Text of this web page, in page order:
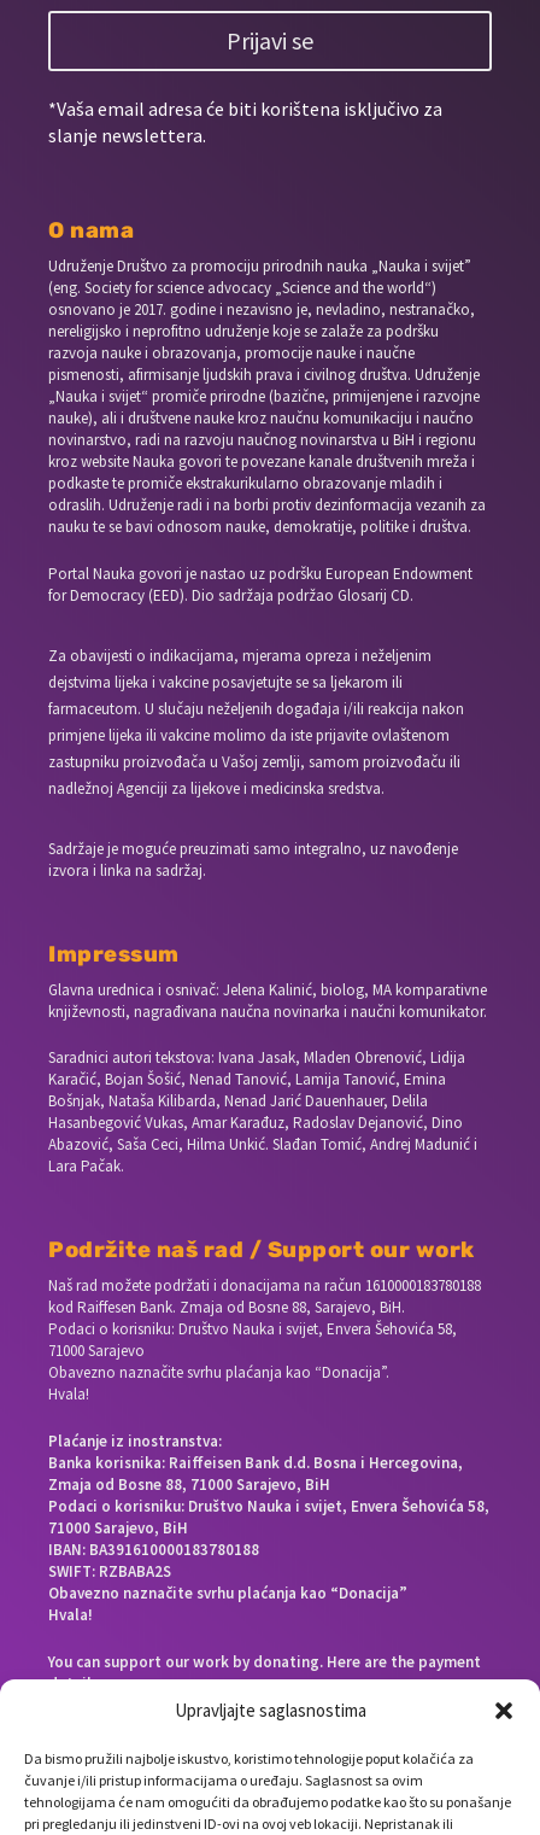
Upravljajte saglasnostima
Da bismo pružili najbolje iskustvo, koristimo tehnologije poput kolačića za
čuvanje i/ili pristup informacijama o uređaju. Saglasnost sa ovim
tehnologijama će nam omogućiti da obrađujemo podatke kao što su ponašanje
pri pregledanju ili jedinstveni ID-ovi na ovoj veb lokaciji. Nepristanak ili
Prijavi se
*Vaša email adresa će biti korištena isključivo za
slanje newslettera.
O nama
Udruženje Društvo za promociju prirodnih nauka „Nauka i svijet”
(eng. Society for science advocacy „Science and the world“)
osnovano je 2017. godine i nezavisno je, nevladino, nestranačko,
nereligijsko i neprofitno udruženje koje se zalaže za podršku
razvoja nauke i obrazovanja, promocije nauke i naučne
pismenosti, afirmisanje ljudskih prava i civilnog društva. Udruženje
„Nauka i svijet“ promiče prirodne (bazične, primijenjene i razvojne
nauke), ali i društvene nauke kroz naučnu komunikaciju i naučno
novinarstvo, radi na razvoju naučnog novinarstva u BiH i regionu
kroz website Nauka govori te povezane kanale društvenih mreža i
podkaste te promiče ekstrakurikularno obrazovanje mladih i
odraslih. Udruženje radi i na borbi protiv dezinformacija vezanih za
nauku te se bavi odnosom nauke, demokratije, politike i društva.
Portal Nauka govori je nastao uz podršku European Endowment
for Democracy (EED). Dio sadržaja podržao Glosarij CD.
Za obavijesti o indikacijama, mjerama opreza i neželjenim
dejstvima lijeka i vakcine posavjetujte se sa ljekarom ili
farmaceutom. U slučaju neželjenih događaja i/ili reakcija nakon
primjene lijeka ili vakcine molimo da iste prijavite ovlaštenom
zastupniku proizvođača u Vašoj zemlji, samom proizvođaču ili
nadležnoj Agenciji za lijekove i medicinska sredstva.
Sadržaje je moguće preuzimati samo integralno, uz navođenje
izvora i linka na sadržaj.
Impressum
Glavna urednica i osnivač: Jelena Kalinić, biolog, MA komparativne
književnosti, nagrađivana naučna novinarka i naučni komunikator.
Saradnici autori tekstova: Ivana Jasak, Mladen Obrenović, Lidija
Karačić, Bojan Šošić, Nenad Tanović, Lamija Tanović, Emina
Bošnjak, Nataša Kilibarda, Nenad Jarić Dauenhauer, Delila
Hasanbegović Vukas, Amar Karađuz, Radoslav Dejanović, Dino
Abazović, Saša Ceci, Hilma Unkić. Slađan Tomić, Andrej Madunić i
Lara Pačak.
Podržite naš rad / Support our work
Naš rad možete podržati i donacijama na račun 1610000183780188
kod Raiffesen Bank. Zmaja od Bosne 88, Sarajevo, BiH.
Podaci o korisniku: Društvo Nauka i svijet, Envera Šehovića 58,
71000 Sarajevo
Obavezno naznačite svrhu plaćanja kao “Donacija”.
Hvala!
Plaćanje iz inostranstva:
Banka korisnika: Raiffeisen Bank d.d. Bosna i Hercegovina,
Zmaja od Bosne 88, 71000 Sarajevo, BiH
Podaci o korisniku: Društvo Nauka i svijet, Envera Šehovića 58,
71000 Sarajevo, BiH
IBAN: BA391610000183780188
SWIFT: RZBABA2S
Obavezno naznačite svrhu plaćanja kao “Donacija”
Hvala!
You can support our work by donating. Here are the payment
details:
Beneficiary bank: Raiffeisen Bank d.d. Bosna i Hercegovina,
Zmaja od Bosne 88, 71000 Sarajevo, Bosnia and Herzegovina
End beneficiary: Društvo Nauka i svijet, Envera Šehovića 58,
71000 Sarajevo, Bosnia and Herzegovina
IBAN: BA391610000183780188
SWIFT: RZBABA2S